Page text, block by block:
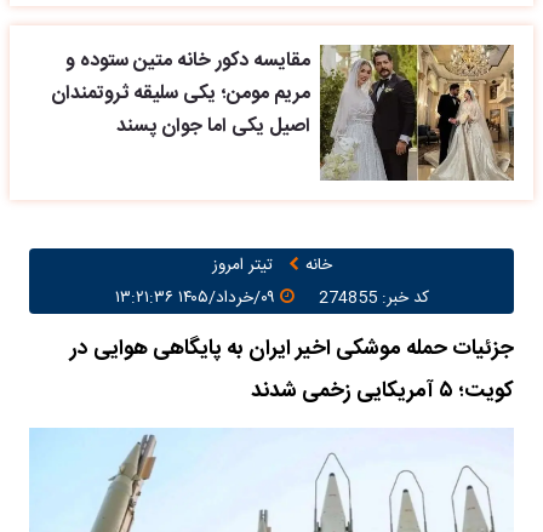
مقایسه دکور خانه متین ستوده و
مریم مومن؛ یکی سلیقه ثروتمندان
اصیل یکی اما جوان پسند
خانه
تیتر امروز
کد خبر: 274855
جزئیات حمله موشکی اخیر ایران به پایگاهی هوایی در
کویت؛ ۵ آمریکایی زخمی شدند